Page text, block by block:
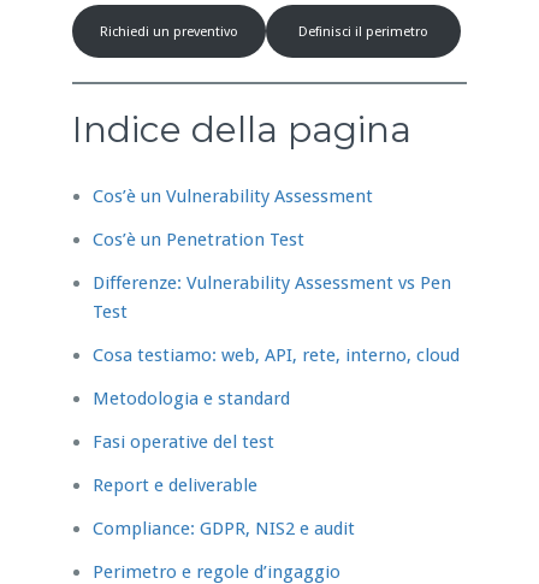
Richiedi un preventivo Definisci il perimetro
Indice della pagina
Cos’è un Vulnerability Assessment
Cos’è un Penetration Test
Differenze: Vulnerability Assessment vs Pen
Test
Cosa testiamo: web, API, rete, interno, cloud
Metodologia e standard
Fasi operative del test
Report e deliverable
Compliance: GDPR, NIS2 e audit
Perimetro e regole d’ingaggio